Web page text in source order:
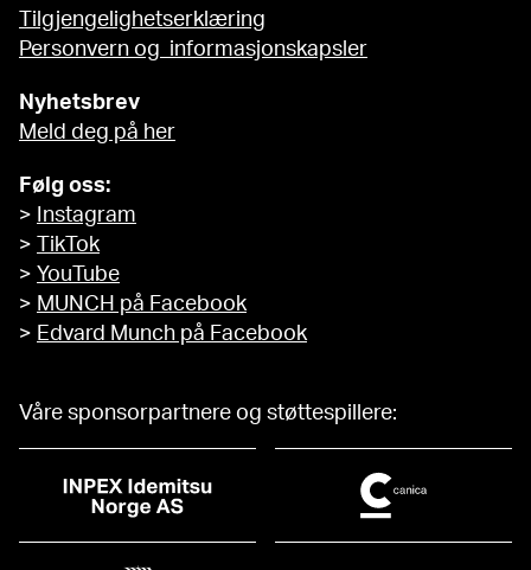
Tilgjengelighetserklæring
Personvern og informasjonskapsler
Nyhetsbrev
Meld deg på her
Følg oss:
>
Instagram
>
TikTok
> YouTube
> MUNCH på Facebook
> Edvard Munch på Facebook
Våre sponsorpartnere og støttespillere: